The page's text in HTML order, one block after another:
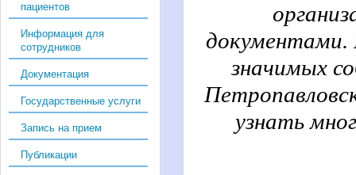
пациентов
Информация для
сотрудников
Документация
Государственные услуги
Запись на прием
Публикации
документами.
значимых
узнать